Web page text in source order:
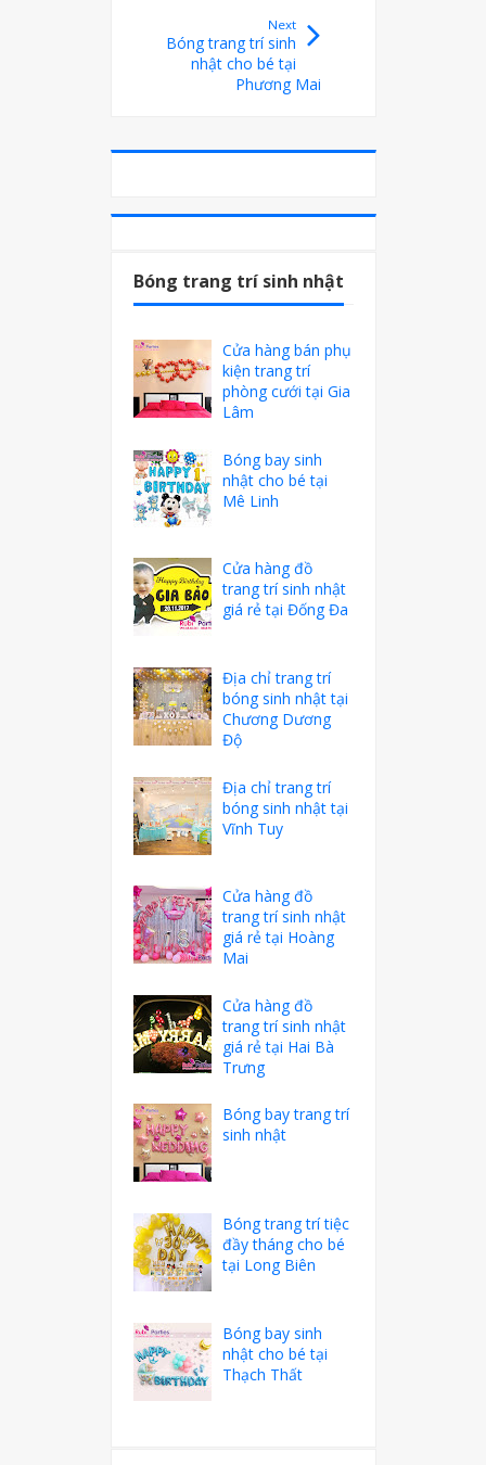
Next
Bóng trang trí sinh
nhật cho bé tại
Phương Mai
Bóng trang trí sinh nhật
Cửa hàng bán phụ
kiện trang trí
phòng cưới tại Gia
Lâm
Bóng bay sinh
nhật cho bé tại
Mê Linh
Cửa hàng đồ
trang trí sinh nhật
giá rẻ tại Đống Đa
Địa chỉ trang trí
bóng sinh nhật tại
Chương Dương
Độ
Địa chỉ trang trí
bóng sinh nhật tại
Vĩnh Tuy
Cửa hàng đồ
trang trí sinh nhật
giá rẻ tại Hoàng
Mai
Cửa hàng đồ
trang trí sinh nhật
giá rẻ tại Hai Bà
Trưng
Bóng bay trang trí
sinh nhật
Bóng trang trí tiệc
đầy tháng cho bé
tại Long Biên
Bóng bay sinh
nhật cho bé tại
Thạch Thất